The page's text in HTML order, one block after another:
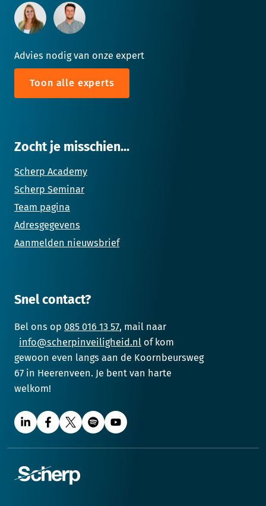
Advies nodig van onze expert
Toon alle experts
Zocht je misschien...
Scherp Academy
Scherp Seminar
Team pagina
Adresgegevens
Aanmelden nieuwsbrief
Snel contact?
Bel ons op 085 016 13 57, mail naar
info@scherpinveiligheid.nl of kom
gewoon even langs aan de Koornbeursweg
67 in Heerenveen. Je bent van harte
welkom!